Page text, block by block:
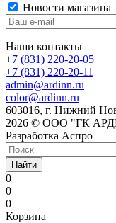
Новости магазина
Наши контакты
+7 (831) 220-20-05
+7 (831) 220-20-11
admin@ardinn.ru
color@ardinn.ru
603016, г. Нижний
2026 © ООО "ГК
Разработка Аспро
Найти
0
0
0
Корзина